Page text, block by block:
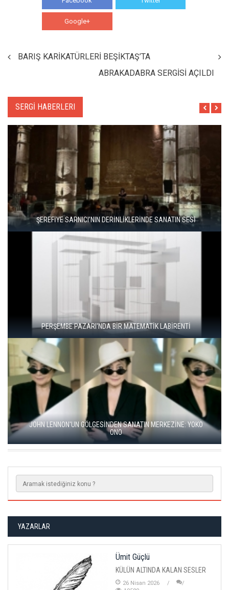
Google+
BARIŞ KARİKATÜRLERİ BEŞİKTAŞ’TA
ABRAKADABRA SERGİSİ AÇILDI
SERGİ HABERLERI
ARETE, 16 YILLIK SANAT YOLCULUĞUNU USTALARLA KUTLUYOR
"ŞEHRİ BİZ ÖĞRENMİYORUZ, TELEFONUMUZ ÖĞRENİYOR"
BALKANLAR'DAN ALÇITEPE'YE GÖÇÜN HİKAYESİ: "KÖK HALI"
SERGİSİ AÇILDI
YAZARLAR
Ümit Güçlü
KÜLÜN ALTINDA KALAN SESLER
26 Nisan 2026